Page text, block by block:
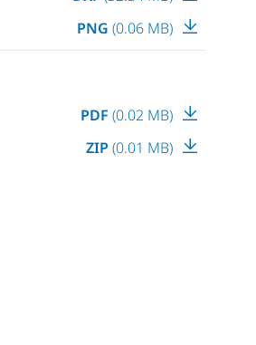
PNG (0.06 MB)
PDF (0.02 MB)
ZIP (0.01 MB)